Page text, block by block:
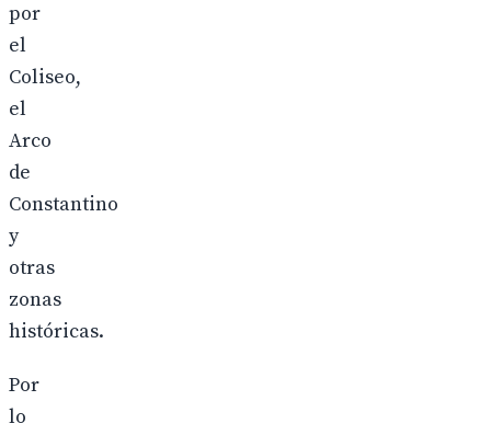
por
el
Coliseo,
el
Arco
de
Constantino
y
otras
zonas
históricas.
Por
lo